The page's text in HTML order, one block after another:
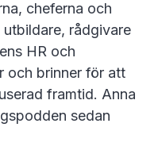
cheferna och
rådgivare
HR och
och brinner för att
framtid. Anna
sedan